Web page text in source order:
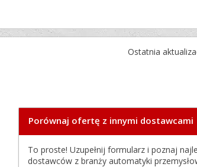
Ostatnia
Porównaj ofertę z innymi dostawcami
To proste! Uzupełnij formularz i poznaj
dostawców z branży automatyki